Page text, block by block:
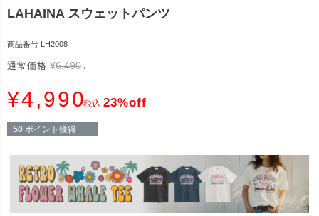
LAHAINA スウェットパンツ
商品番号 LH2008
通常価格 ¥6,490→
¥4,990税込 23%off
50 ポイント獲得